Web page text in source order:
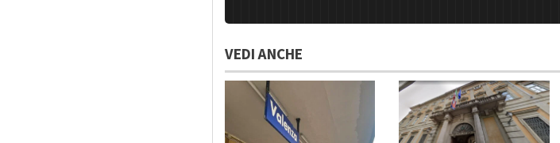
VEDI ANCHE